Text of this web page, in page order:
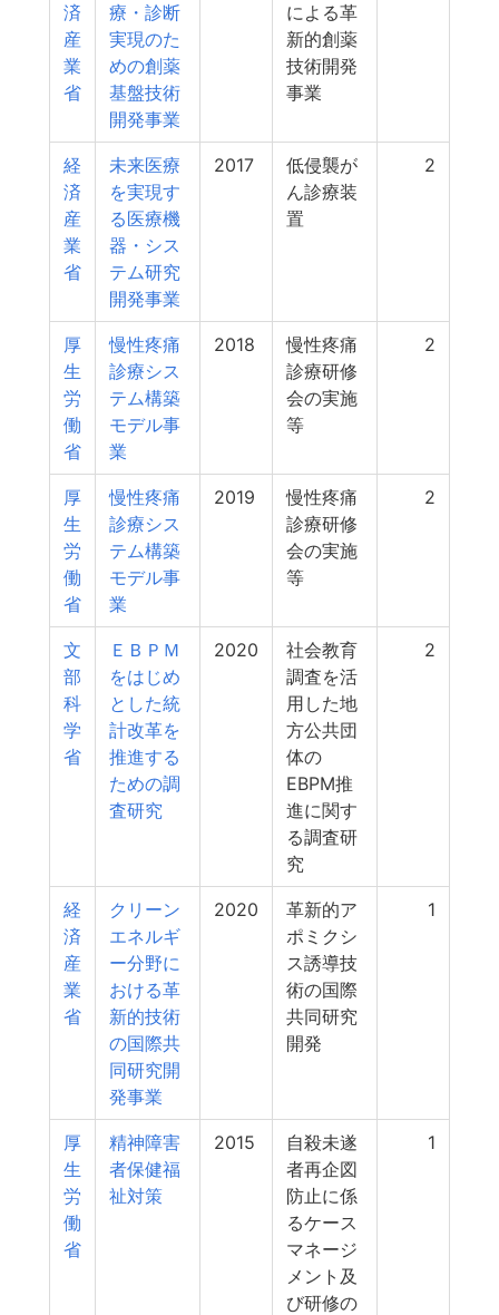
済
産
業
省
療・診断
実現のた
めの創薬
基盤技術
開発事業
による革
新的創薬
技術開発
事業
経
済
産
業
省
未来医療
を実現す
る医療機
器・シス
テム研究
開発事業
2017
低侵襲が
ん診療装
置
2
厚
生
労
働
省
慢性疼痛
診療シス
テム構築
モデル事
業
2018
慢性疼痛
診療研修
会の実施
等
2
厚
生
労
働
省
慢性疼痛
診療シス
テム構築
モデル事
業
2019
慢性疼痛
診療研修
会の実施
等
2
文
部
科
学
省
ＥＢＰＭ
をはじめ
とした統
計改革を
推進する
ための調
査研究
2020
社会教育
調査を活
用した地
方公共団
体の
EBPM推
進に関す
る調査研
究
2
経
済
産
業
省
クリーン
エネルギ
ー分野に
おける革
新的技術
の国際共
同研究開
発事業
2020
革新的ア
ポミクシ
ス誘導技
術の国際
共同研究
開発
1
厚
生
労
働
省
精神障害
者保健福
祉対策
2015
自殺未遂
者再企図
防止に係
るケース
マネージ
メント及
び研修の
1